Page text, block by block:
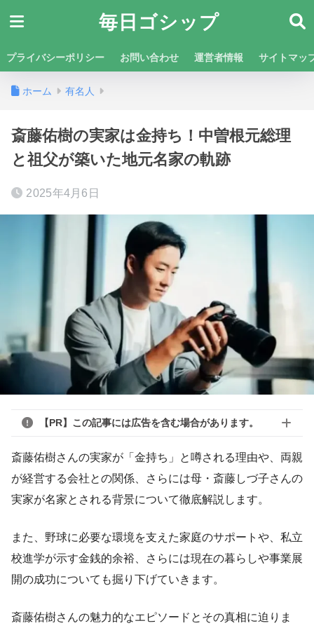
毎日ゴシップ
プライバシーポリシー お問い合わせ 運営者情報 サイトマッ
ホーム 有名人
斎藤佑樹の実家は金持ち！中曽根元総理
と祖父が築いた地元名家の軌跡
2025年4月6日
【PR】この記事には広告を含む場合があります。
斎藤佑樹さんの実家が「金持ち」と噂される理由や、両親
が経営する会社との関係、さらには母・斎藤しづ子さんの
実家が名家とされる背景について徹底解説します。
また、野球に必要な環境を支えた家庭のサポートや、私立
校進学が示す金銭的余裕、さらには現在の暮らしや事業展
開の成功についても掘り下げていきます。
斎藤佑樹さんの魅力的なエピソードとその真相に迫りま